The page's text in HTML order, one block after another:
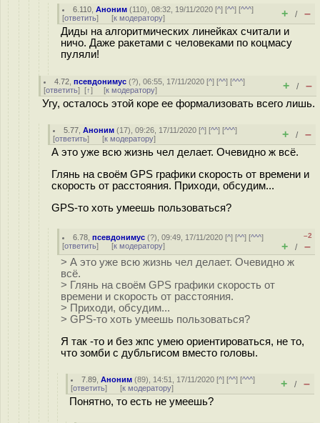
6.110 ,Аноним (110), 08:32, 19/11/2020 [^] [^^] [^^^]
[ответить] [к модератору] + / –
Диды на алгоритмических линейках считали и
ничо. Даже ракетами с человеками по коцмасу
пуляли!
4.72 ,псевдонимус (?), 06:55, 17/11/2020 [^] [^^] [^^^]
[ответить] [↑] [к модератору] + / –
Угу, осталось этой коре ее формализовать всего лишь.
5.77 ,Аноним (17), 09:26, 17/11/2020 [^] [^^] [^^^]
[ответить] [к модератору] + / –
А это уже всю жизнь чел делает. Очевидно ж всё.
Глянь на своём GPS графики скорость от времени и
скорость от расстояния. Приходи, обсудим...
GPS-то хоть умеешь пользоваться?
6.78 ,псевдонимус (?), 09:49, 17/11/2020 [^] [^^] [^^^]
[ответить] [к модератору]
–2
+ / –
> А это уже всю жизнь чел делает. Очевидно ж
всё.
> Глянь на своём GPS графики скорость от
времени и скорость от расстояния.
> Приходи, обсудим...
> GPS-то хоть умеешь пользоваться?
Я так -то и без жпс умею ориентироваться, не то,
что зомби с дубльгисом вместо головы.
7.89 ,Аноним (89), 14:51, 17/11/2020 [^] [^^] [^^^]
[ответить] [к модератору] + / –
Понятно, то есть не умеешь?